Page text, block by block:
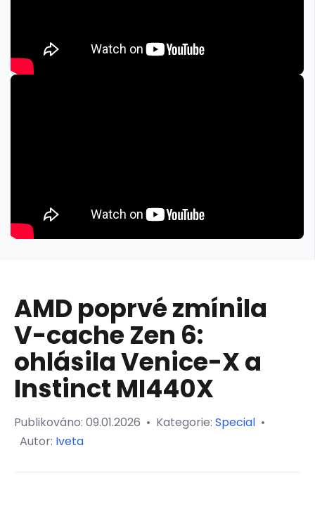
AMD poprvé zmínila
V-cache Zen 6:
ohlásila Venice-X a
Instinct MI440X
Publikováno: 09.01.2026 • Kategorie: Special •
Autor: Iveta